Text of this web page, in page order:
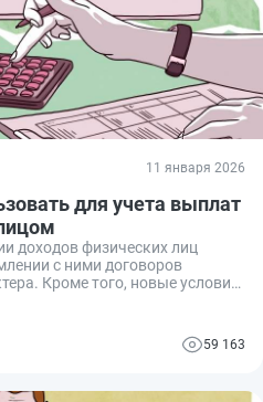
11 января 2026
для учета выплат
доходов физических лиц
с ними договоров
Кроме того, новые условия
в учет и отчетность.
отражать расчеты по
проводки нужно
59 163